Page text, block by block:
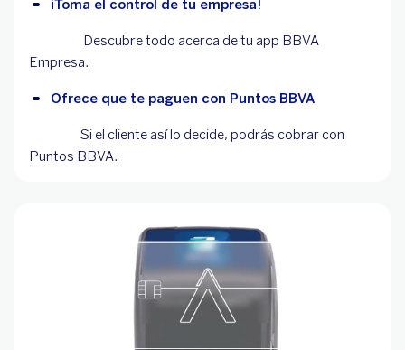
¡Toma el control de tu empresa!
Descubre todo acerca de tu app BBVA
Empresa.
Ofrece que te paguen con Puntos BBVA
Si el cliente así lo decide, podrás cobrar con
Puntos BBVA.